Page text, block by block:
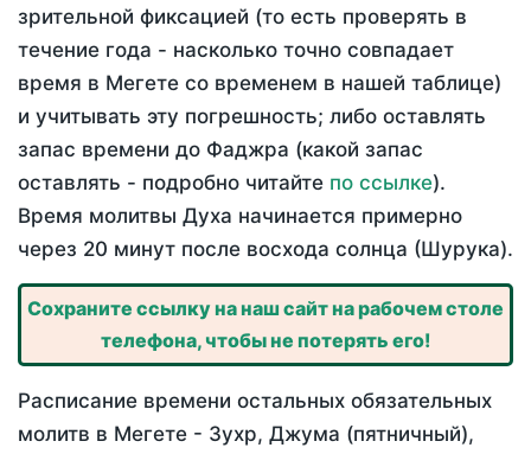
зрительной фиксацией (то есть проверять в
течение года - насколько точно совпадает
время в Мегете со временем в нашей таблице)
и учитывать эту погрешность; либо оставлять
запас времени до Фаджра (какой запас
оставлять - подробно читайте по ссылке).
Время молитвы Духа начинается примерно
через 20 минут после восхода солнца (Шурука).
Сохраните ссылку на наш сайт на рабочем столе
телефона, чтобы не потерять его!
Расписание времени остальных обязательных
молитв в Мегете - Зухр, Джума (пятничный),